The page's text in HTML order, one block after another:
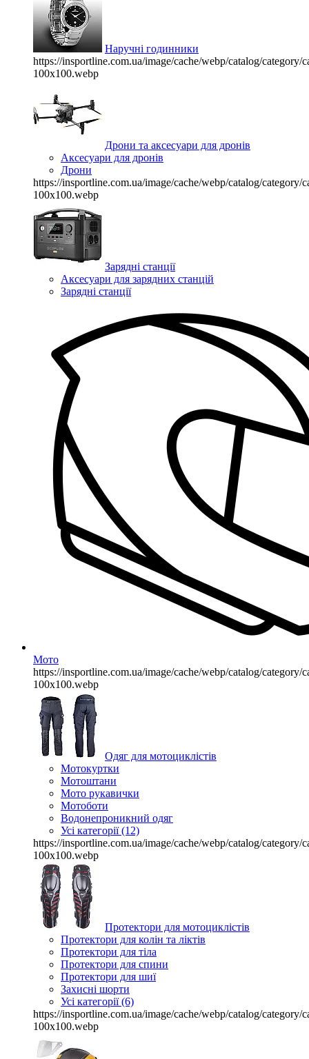
Наручні годинники
https://insportline.com.ua/image/cache/webp/catalog/category/
100x100.webp
Дрони та аксесуари для дронів
Аксесуари для дронів
Дрони
https://insportline.com.ua/image/cache/webp/catalog/category/
100x100.webp
Зарядні станції
Аксесуари для зарядних станцій
Зарядні станції
Мото
https://insportline.com.ua/image/cache/webp/catalog/category/
100x100.webp
Одяг для мотоциклістів
Мотокуртки
Мотоштани
Мото рукавички
Мотоботи
Водонепроникний одяг
Усі категорії (12)
https://insportline.com.ua/image/cache/webp/catalog/category/
100x100.webp
Протектори для мотоциклістів
Протектори для колін та ліктів
Протектори для тіла
Протектори для спини
Протектори для шиї
Захисні шорти
Усі категорії (6)
https://insportline.com.ua/image/cache/webp/catalog/category/
100x100.webp